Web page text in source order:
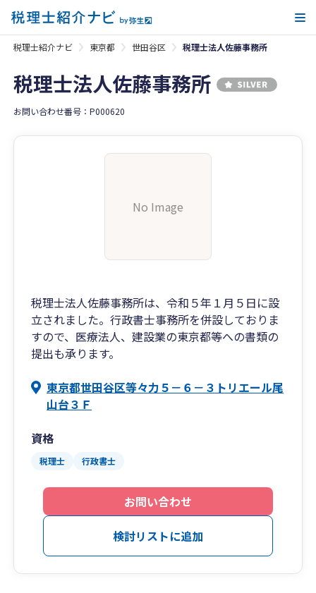
税理士紹介ナビ 東京都 世田谷区 税理士法人佐藤事務所
税理士法人佐藤事務所
お問い合わせ番号：P000620
No Image
税理士法人佐藤事務所は、令和５年１月５日に設
立されました。行政書士事務所を併設しておりま
すので、医療法人、建設業の東京都等への書類の
提出も承ります。
東京都世田谷区等々力５－６－３トリエール尾
山台３Ｆ
資格
税理士 行政書士
お問い合わせ
検討リストに追加